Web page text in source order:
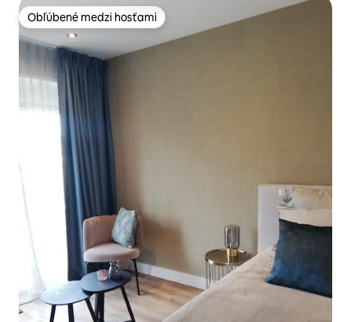
Obľúbené medzi hosťami
Obľúbené medzi hosťami